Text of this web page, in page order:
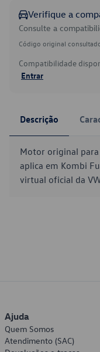
Verifique a
Consulte a
Código original
Compatibilidade
Entrar
Descrição
Motor original
aplica em Kombi
virtual oficial da
Ajuda
Quem Somos
Atendimento (SAC)